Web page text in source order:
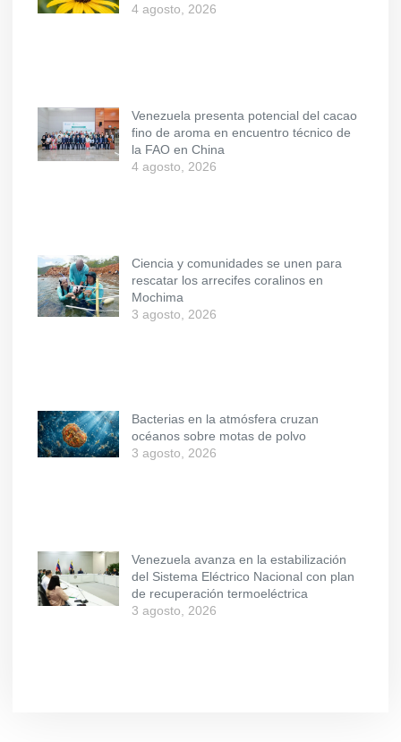
4 agosto, 2026
Venezuela presenta potencial del cacao
fino de aroma en encuentro técnico de
la FAO en China
4 agosto, 2026
Ciencia y comunidades se unen para
rescatar los arrecifes coralinos en
Mochima
3 agosto, 2026
Bacterias en la atmósfera cruzan
océanos sobre motas de polvo
3 agosto, 2026
Venezuela avanza en la estabilización
del Sistema Eléctrico Nacional con plan
de recuperación termoeléctrica
3 agosto, 2026